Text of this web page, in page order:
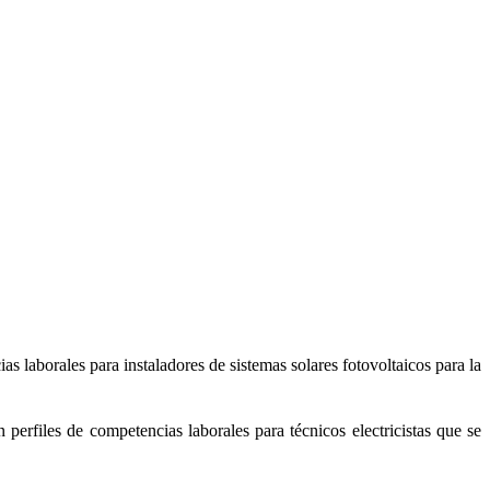
laborales para instaladores de sistemas solares fotovoltaicos para la
de competencias laborales para técnicos electricistas que se